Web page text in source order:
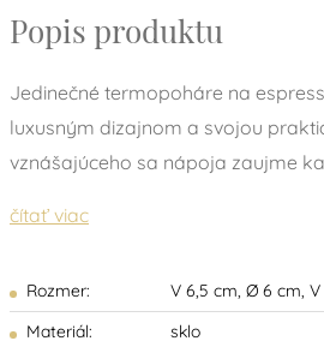
Popis produktu
Jedinečné termopoháre na
luxusným dizajnom a svojou
vznášajúceho sa nápoja zaujme
Sú vyrobené zo skla s dvojitou
vonkajšie sklo bráni pred
čítať viac
Rozmer:
V 6,5 cm, Ø 6 cm,
Materiál:
sklo